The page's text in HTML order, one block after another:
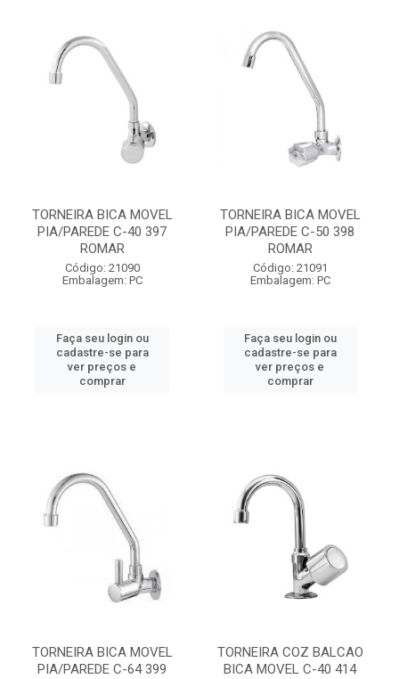
TORNEIRA BICA MOVEL
PIA/PAREDE C-40 397
ROMAR
Código: 21090
Embalagem: PC
Faça seu login ou
cadastre-se para
ver preços e
comprar
TORNEIRA BICA MOVEL
PIA/PAREDE C-50 398
ROMAR
Código: 21091
Embalagem: PC
Faça seu login ou
cadastre-se para
ver preços e
comprar
TORNEIRA BICA MOVEL
PIA/PAREDE C-64 399
TORNEIRA COZ BALCAO
BICA MOVEL C-40 414